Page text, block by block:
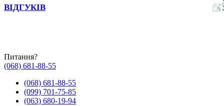
ВІДГУКІВ
Питання?
(068) 681-88-55
(068) 681-88-55
(099) 701-75-85
(063) 680-19-94